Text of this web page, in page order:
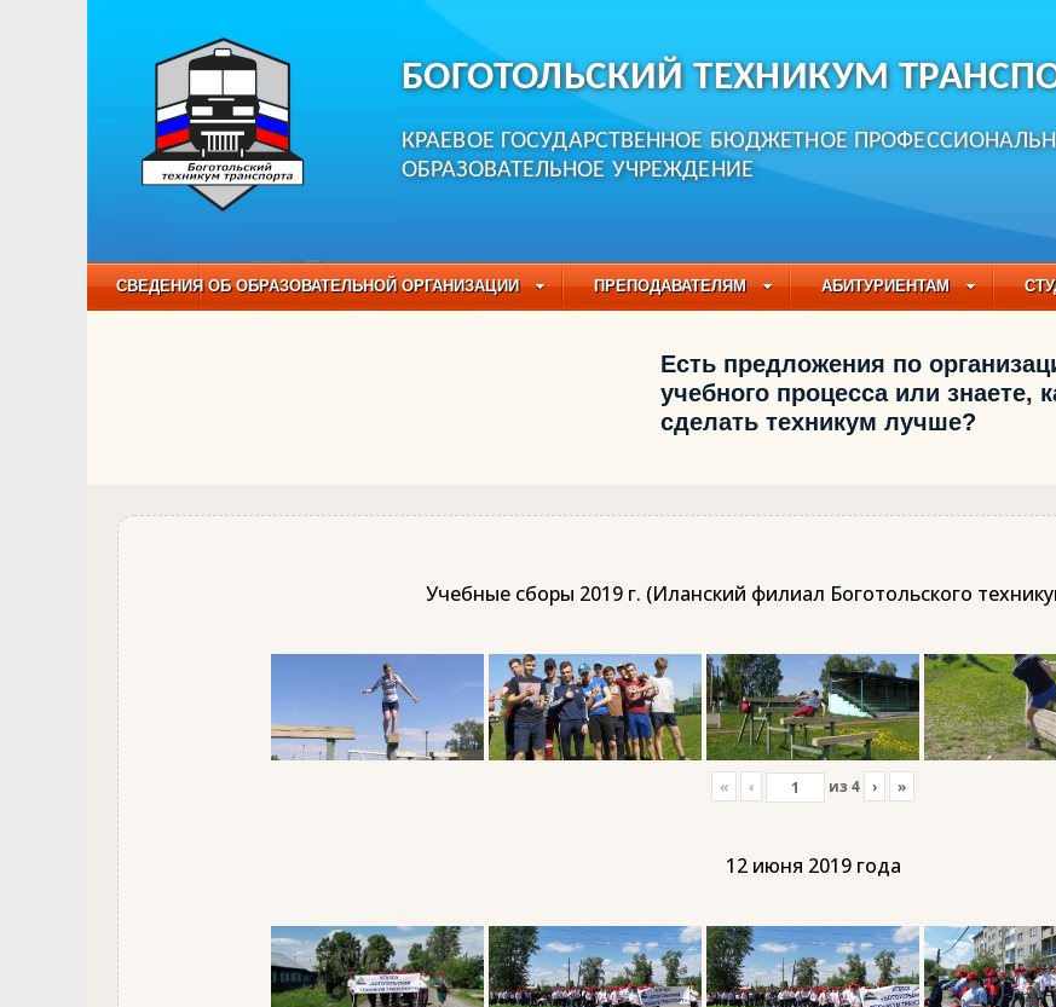
БОГОТОЛЬСКИЙ ТЕХНИКУМ
КРАЕВОЕ ГОСУДАРСТВЕННОЕ БЮДЖЕТНОЕ
ОБРАЗОВАТЕЛЬНОЕ УЧРЕЖДЕНИЕ
СВЕДЕНИЯ ОБ ОБРАЗОВАТЕЛЬНОЙ ОРГАНИЗАЦИИ ПРЕПОДАВАТЕЛЯМ АБИТУРИЕНТАМ
НАБОР ОБУЧАЮЩИХСЯ НА 2021-2022 УЧЕБНЫЙ ГОД
Есть предложения по
учебного процесса или знаете,
сделать техникум лучше?
Учебные сборы 2019 г. (Иланский филиал Боготольского
« ‹ из 4 › »
12 июня 2019 года